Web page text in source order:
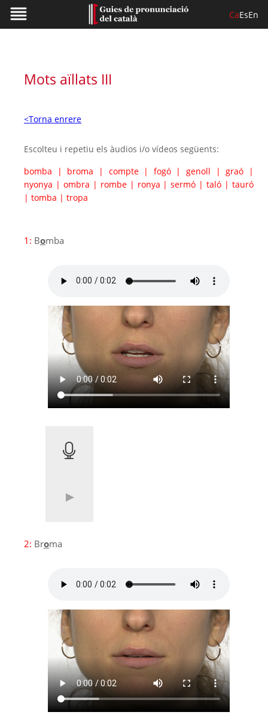
CaEsEn
Mots aïllats III
<Torna enrere
Escolteu i repetiu els àudios i/o vídeos següents:
bomba
| broma | compte | fogó |genoll |graó
|
nyonya | ombra | rombe | ronya |sermó |taló |tauró
| tomba | tropa
1: Bomba
2: Broma